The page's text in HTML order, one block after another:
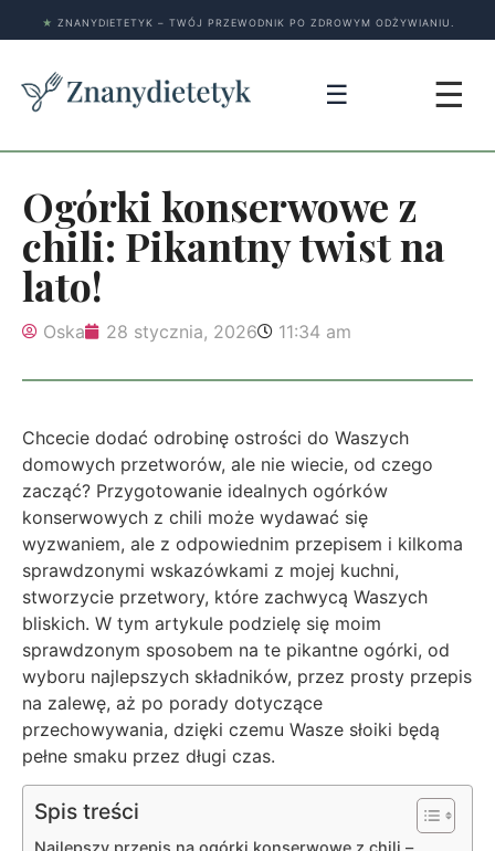
★ ZNANYDIETETYK – TWÓJ PRZEWODNIK PO ZDROWYM ODŻYWIANIU.
☰ ☰
Ogórki konserwowe z
chili: Pikantny twist na
lato!
Oska 28 stycznia, 2026 11:34 am
Chcecie dodać odrobinę ostrości do Waszych
domowych przetworów, ale nie wiecie, od czego
zacząć? Przygotowanie idealnych ogórków
konserwowych z chili może wydawać się
wyzwaniem, ale z odpowiednim przepisem i kilkoma
sprawdzonymi wskazówkami z mojej kuchni,
stworzycie przetwory, które zachwycą Waszych
bliskich. W tym artykule podzielę się moim
sprawdzonym sposobem na te pikantne ogórki, od
wyboru najlepszych składników, przez prosty przepis
na zalewę, aż po porady dotyczące
przechowywania, dzięki czemu Wasze słoiki będą
pełne smaku przez długi czas.
Spis treści